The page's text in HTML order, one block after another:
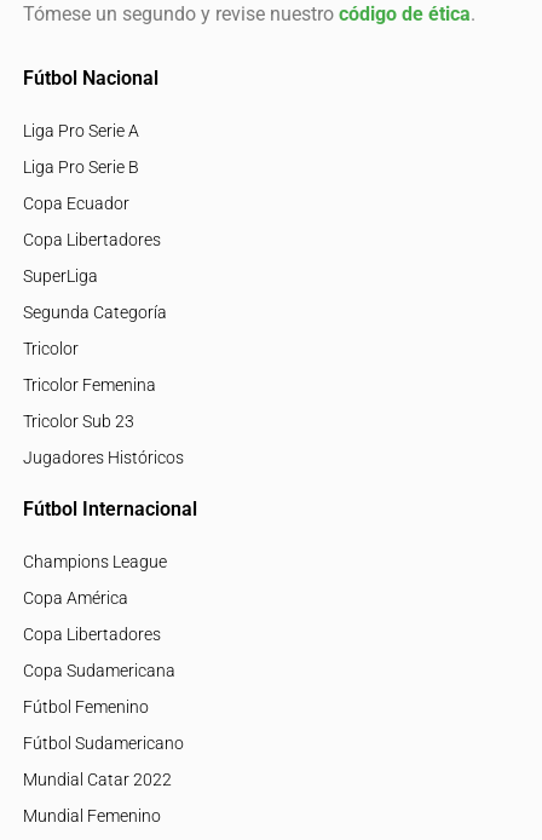
Tómese un segundo y revise nuestro código de ética.
Fútbol Nacional
Liga Pro Serie A
Liga Pro Serie B
Copa Ecuador
Copa Libertadores
SuperLiga
Segunda Categoría
Tricolor
Tricolor Femenina
Tricolor Sub 23
Jugadores Históricos
Fútbol Internacional
Champions League
Copa América
Copa Libertadores
Copa Sudamericana
Fútbol Femenino
Fútbol Sudamericano
Mundial Catar 2022
Mundial Femenino